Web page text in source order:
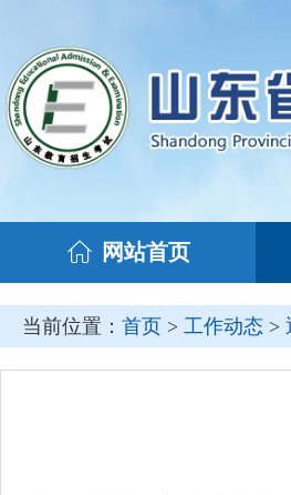
网站首页
当前位置： 首页 > 工作动态 >